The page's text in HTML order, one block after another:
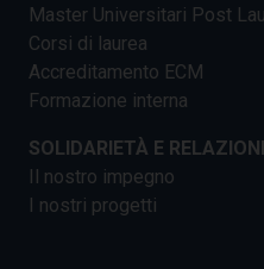
Master Universitari Post
Corsi di laurea
Accreditamento ECM
Formazione interna
SOLIDARIETÀ E
Il nostro impegno
I nostri progetti